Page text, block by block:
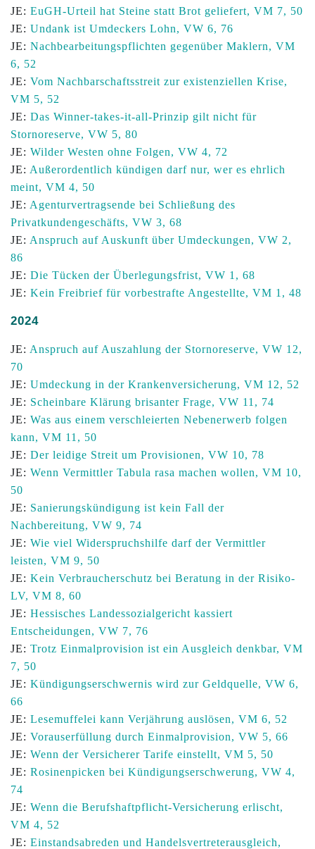
JE: EuGH-Urteil hat Steine statt Brot geliefert, VM 7, 50
JE: Undank ist Umdeckers Lohn, VW 6, 76
JE: Nachbearbeitungspflichten gegenüber Maklern, VM
6, 52
JE: Vom Nachbarschaftsstreit zur existenziellen Krise,
VM 5, 52
JE: Das Winner-takes-it-all-Prinzip gilt nicht für
Stornoreserve, VW 5, 80
JE: Wilder Westen ohne Folgen, VW 4, 72
JE: Außerordentlich kündigen darf nur, wer es ehrlich
meint, VM 4, 50
JE: Agenturvertragsende bei Schließung des
Privatkundengeschäfts, VW 3, 68
JE: Anspruch auf Auskunft über Umdeckungen, VW 2,
86
JE: Die Tücken der Überlegungsfrist, VW 1, 68
JE: Kein Freibrief für vorbestrafte Angestellte, VM 1, 48
2024
JE: Anspruch auf Auszahlung der Stornoreserve, VW 12,
70
JE: Umdeckung in der Krankenversicherung, VM 12, 52
JE: Scheinbare Klärung brisanter Frage, VW 11, 74
JE: Was aus einem verschleierten Nebenerwerb folgen
kann, VM 11, 50
JE: Der leidige Streit um Provisionen, VW 10, 78
JE: Wenn Vermittler Tabula rasa machen wollen, VM 10,
50
JE: Sanierungskündigung ist kein Fall der
Nachbereitung, VW 9, 74
JE: Wie viel Widerspruchshilfe darf der Vermittler
leisten, VM 9, 50
JE: Kein Verbraucherschutz bei Beratung in der Risiko-
LV, VM 8, 60
JE: Hessisches Landessozialgericht kassiert
Entscheidungen, VW 7, 76
JE: Trotz Einmalprovision ist ein Ausgleich denkbar, VM
7, 50
JE: Kündigungserschwernis wird zur Geldquelle, VW 6,
66
JE: Lesemuffelei kann Verjährung auslösen, VM 6, 52
JE: Vorauserfüllung durch Einmalprovision, VW 5, 66
JE: Wenn der Versicherer Tarife einstellt, VM 5, 50
JE: Rosinenpicken bei Kündigungserschwerung, VW 4,
74
JE: Wenn die Berufshaftpflicht-Versicherung erlischt,
VM 4, 52
JE: Einstandsabreden und Handelsvertreterausgleich,